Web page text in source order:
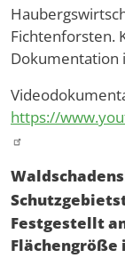
Fichtenforsten.
Dokumentation
https://
Festgestellt
Flächengröße